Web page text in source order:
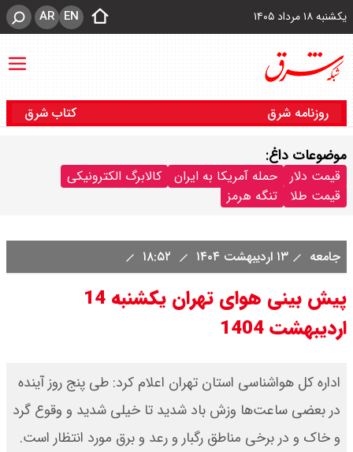
یکشنبه ۱۸ مرداد ۱۴۰۵ EN
AR
روزنامه شرق کتاب شرق
موضوعات داغ:
قیمت دلار حمله آمریکا به ایران
کالابرگ الکترونیکی
قیمت طلا
تنگه هرمز
جامعه ۱۳ اردیبهشت ۱۴۰۴
پیش بینی هوای تهران یکشنبه 14
اردیبهشت 1404
اداره کل هواشناسی استان تهران اعلام کرد: طی پنج روز آینده
در بعضی ساعت‌ها وزش باد شدید تا خیلی شدید و وقوع گرد
و خاک و در برخی مناطق رگبار و رعد و برق مورد انتظار است.